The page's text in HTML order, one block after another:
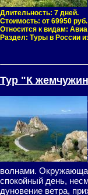
Длительность: 7 дней.
Стоимость: от 69950 руб.
Относится к видам:
Раздел: Туры в России
Тур "К
волнами.
спокойный день,
дуновение ветра,